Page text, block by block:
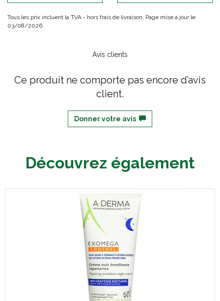
Tous les prix incluent la TVA - hors frais de livraison. Page mise à jour le
03/08/2026.
Avis clients
Ce produit ne comporte pas encore d’avis
client.
Donner votre avis
Découvrez également